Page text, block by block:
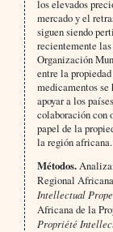
los elevados
mercado y el
siguen siendo
recientemente
Organización
entre la
medicamentos se
apoyar a los
colaboración con
papel de la
la región africana.
Métodos.
Regional
Intellectual
Africana de la
Propriété